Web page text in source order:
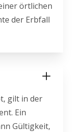
örtlichen
der Erbfall
gilt in der
Ein
Gültigkeit,